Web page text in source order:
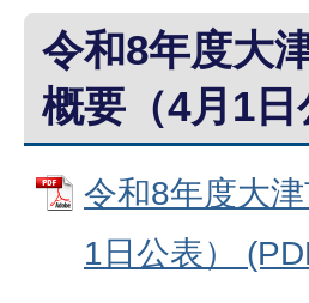
令和8年度大
概要（4月1日
令和8年度大
1日公表）